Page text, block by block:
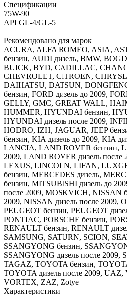
Спецификации
75W-90
API GL-4/GL-5
Рекомендовано для марок
ACURA, ALFA ROMEO, ASIA,
бензин, AUDI дизель, BMW,
BUICK, BYD, CADILLAC,
CHEVROLET, CITROEN,
DAIHATSU, DATSUN,
бензин, FORD дизель до 2009,
GELLY, GMC, GREAT WALL,
HUMMER, HYUNDAI бензин,
HYUNDAI дизель после 2009,
HODRO, IZH, JAGUAR, JEEP
бензин, KIA дизель до 2009, KIA
LANCIA, LAND ROVER бензин,
2009, LAND ROVER дизель
LEXUS, LINCOLN, LIFAN,
бензин, MERCEDES дизель,
бензин, MITSUBISHI дизель до
после 2009, MOSKVICH, NISSAN
2009, NISSAN дизель после 2009,
PEUGEOT бензин, PEUGEOT
PONTIAC, PORSCHE бензин,
RENAULT бензин, RENAULT
SAMSUNG, SATURN, SCION,
SSANGYONG бензин,
SSANGYONG дизель после 2009,
TAGAZ, TOYOTA бензин,
TOYOTA дизель после 2009,
VORTEX, ZAZ, Zotye
Характеристики